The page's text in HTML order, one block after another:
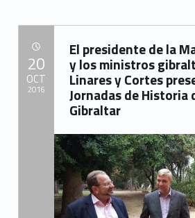
El presidente de la
y los ministros
Linares y Cortes
Jornadas de Historia
Gibraltar
POSTED ON:20
OCT
2016